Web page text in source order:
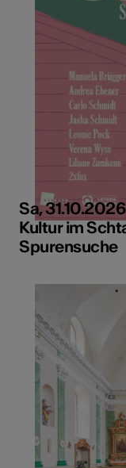
Sa, 31.10.2026
Kultur im
Spurensuche